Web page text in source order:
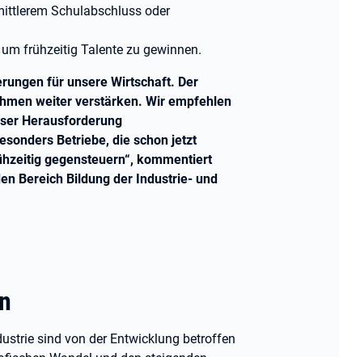
Schulabschluss oder
um frühzeitig Talente zu gewinnen.
für unsere Wirtschaft. Der
weiter verstärken. Wir empfehlen
Herausforderung
Betriebe, die schon jetzt
gegensteuern“, kommentiert
Bereich Bildung der Industrie- und
sind von der Entwicklung betroffen